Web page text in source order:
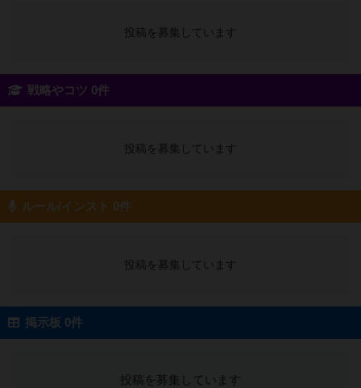
投稿を募集しています
戦略やコツ 0件
投稿を募集しています
ルール/インスト 0件
投稿を募集しています
掲示板 0件
投稿を募集しています